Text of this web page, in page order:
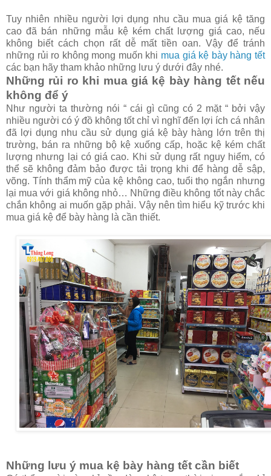
Tuy nhiên nhiều người lợi dụng nhu cầu mua giá kệ tăng
cao đã bán những mẫu kệ kém chất lượng giá cao, nếu
không biết cách chọn rất dễ mất tiền oan. Vậy để tránh
những rủi ro không mong muốn khi mua giá kệ bày hàng tết
các bạn hãy tham khảo những lưu ý dưới đây nhé.
Những rủi ro khi mua giá kệ bày hàng tết nếu
không để ý
Như người ta thường nói “ cái gì cũng có 2 mặt “ bởi vậy
nhiều người có ý đồ không tốt chỉ vì nghĩ đến lợi ích cá nhân
đã lợi dụng nhu cầu sử dụng giá kệ bày hàng lớn trên thị
trường, bán ra những bộ kệ xuống cấp, hoặc kệ kém chất
lượng nhưng lại có giá cao. Khi sử dụng rất nguy hiểm, có
thể sẽ không đảm bảo được tải trọng khi để hàng dễ sập,
võng. Tính thẩm mỹ của kệ không cao, tuổi thọ ngắn nhưng
lại mua với giá không nhỏ… Những điều không tốt này chắc
chắn không ai muốn gặp phải. Vậy nên tìm hiểu kỹ trước khi
mua giá kệ để bày hàng là cần thiết.
Những lưu ý mua kệ bày hàng tết cần biết